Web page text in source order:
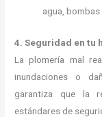
agua, bombas
4. Seguridad en tu
La plomería mal
inundaciones o
garantiza que la
estándares de